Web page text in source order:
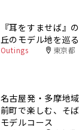
『耳をすませば』
丘のモデル地を巡
Outings 東京都
名古屋発・多摩地
前町で楽しむ、そ
モデルコース